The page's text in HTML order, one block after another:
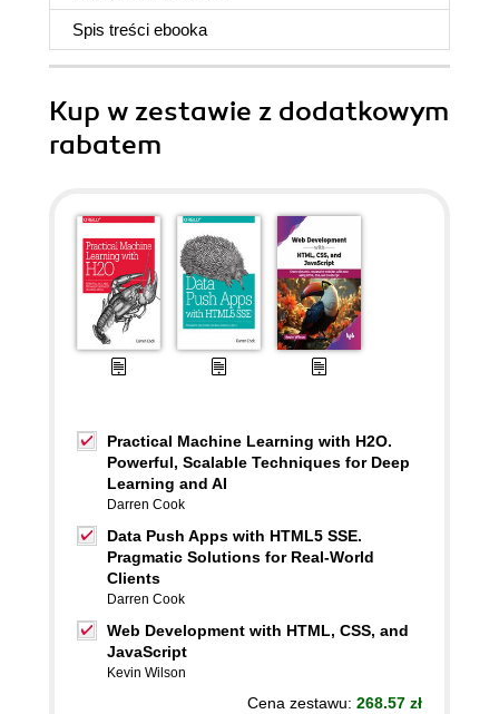
Spis treści ebooka
Kup w zestawie z dodatkowym
rabatem
Practical Machine Learning with H2O.
Powerful, Scalable Techniques for Deep
Learning and AI
Darren Cook
Data Push Apps with HTML5 SSE.
Pragmatic Solutions for Real-World
Clients
Darren Cook
Web Development with HTML, CSS, and
JavaScript
Kevin Wilson
Cena zestawu: 268.57 zł